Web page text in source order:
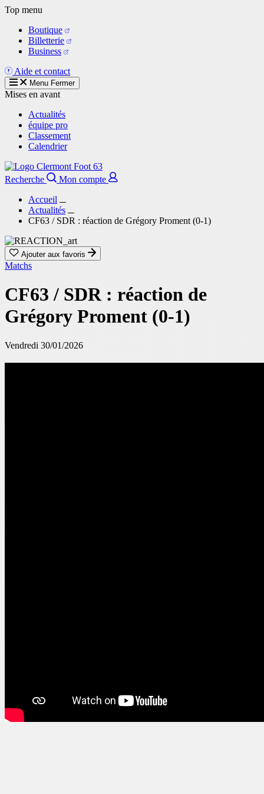
Aller
contenu
principal
Top menu
Boutique
Billetterie
Business
Aide et contact
Menu Fermer
Mises en avant
Actualités
équipe pro
Classement
Calendrier
Recherche
Mon compte
Accueil
Actualités
CF63 / SDR : réaction de Grégory Proment (0-1)
Ajouter aux favoris
Matchs
CF63 / SDR : réaction de
Grégory Proment (0-1)
Vendredi 30/01/2026